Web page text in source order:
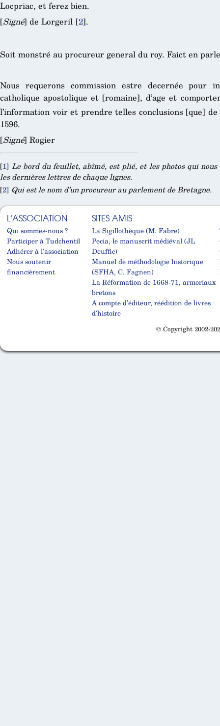
Locpriac, et ferez bien.
[Signé] de Lorgeril [2].
Soit monstré au procureur general du roy. Faict en
Nous requerons commission estre decernée pour
catholique apostolique et [romaine], d’age et
l’information voir et prendre telles conclusions [que]
1596.
[Signé] Rogier
[1]Le bord du feuillet, abîmé, est plié, et les photos qui nous
les dernières lettres de chaque lignes.
[2] Qui est le nom d’un procureur au parlement de Bretagne.
L'ASSOCIATION
Qui sommes-nous ?
Participer à Tudchentil
Adhérer à l'association
Nous soutenir
financièrement
SITES AMIS
La Sigillothèque (M. Fabre)
Pecia, le manuscrit médiéval (JL
Deuffic)
Manuel de méthodologie historique
(SFHA, C. Fagnen)
La Réformation de 1668-71, armoriaux
bretons
A compte d'éditeur, réédition de livres
d'histoire
© Copyright 2002-